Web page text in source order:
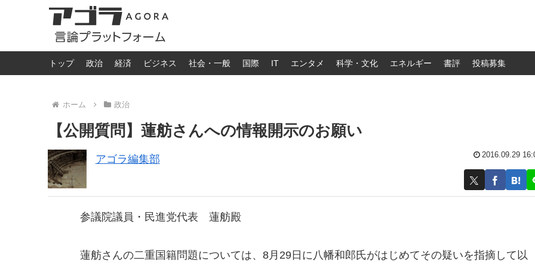
トップ 政治 経済 ビジネス 社会・一般 国際 IT エンタメ 科学・文化 エネルギー 書評 投稿募集
ホーム 政治
【公開質問】蓮舫さんへの情報開示のお願い
アゴラ編集部 2016.09.29
参議院議員・民進党代表 蓮舫殿
蓮舫さんの二重国籍問題については、8月29日に八幡和郎氏がはじめてその疑いを指摘して以